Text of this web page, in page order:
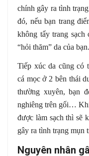
chính gây ra tình
đó, nếu bạn trang
không tẩy trang
“hỏi thăm” da của bạn.
Tiếp xúc da cũng có
cá mọc ở 2 bên thái
thường xuyên, bạn
nghiêng trên gối…
được làm sạch thì sẽ
gây ra tình trạng mụn
Nguyên nhân